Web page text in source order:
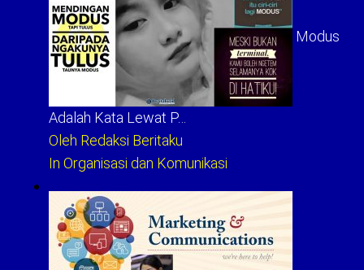
Modus
Adalah Kata Lewat P…
Oleh Redaksi Beritaku
In Organisasi dan Komunikasi